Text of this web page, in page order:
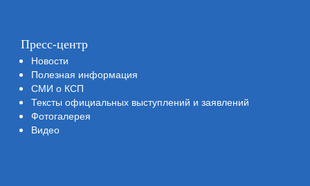
Пресс-центр
Новости
Полезная информация
СМИ о КСП
Тексты официальных выступлений и заявлений
Фотогалерея
Видео